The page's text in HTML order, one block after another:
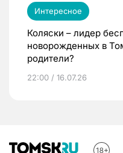
Интересное
Коляски – лидер
новорожденных в
родители?
22:00 / 16.07.26